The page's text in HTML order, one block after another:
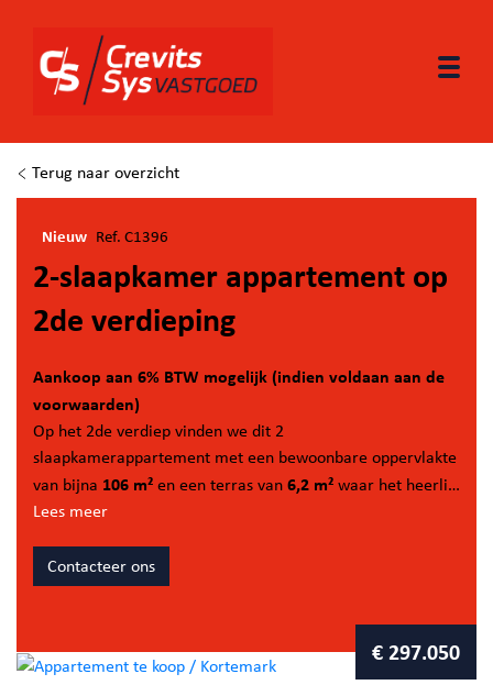
Terug naar overzicht
Nieuw Ref. C1396
2-slaapkamer appartement op
2de verdieping
Aankoop aan 6% BTW mogelijk (indien voldaan aan de
voorwaarden)
Op het 2de verdiep vinden we dit 2
slaapkamerappartement met een bewoonbare oppervlakte
van bijna 106 m²en een terras van6,2 m²waar het heerlijk
vertoeven is in de avondzon.
gastentoilet, berging, badkamer, lichtrijke woonkamer met
open keuken en 2 volwaardige slaapkamers.
Lees meer
Contacteer ons
€ 297.050